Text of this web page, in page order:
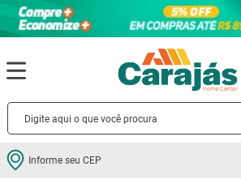
Informe seu CEP
Termos mais buscados